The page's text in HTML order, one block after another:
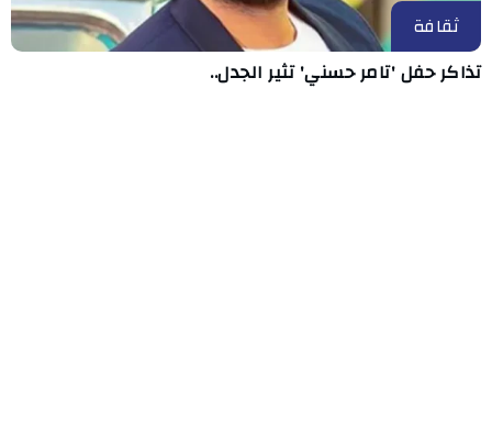
ثقافة
تذاكر حفل 'تامر حسني' تثير الجدل..